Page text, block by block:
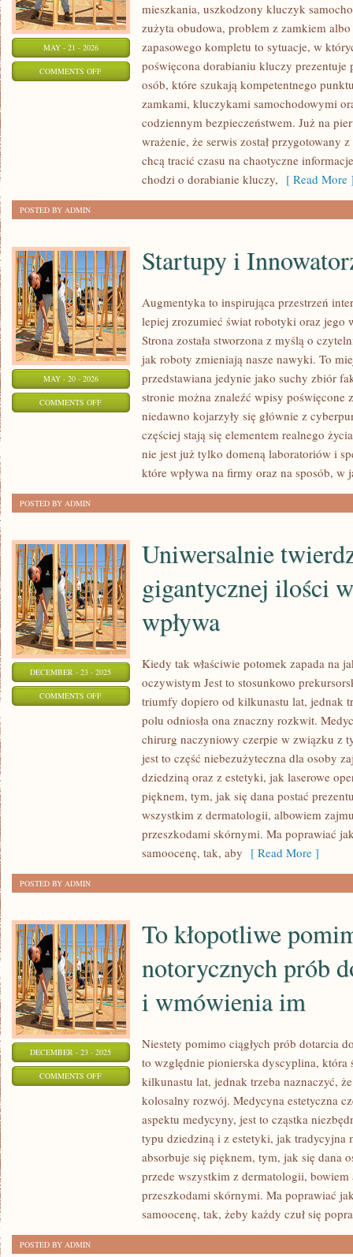
MAY - 21 - 2026
COMMENTS OFFON
REGULACJE
mieszkania, uszkodzony kluczyk
zużyta obudowa, problem z zamkiem
zapasowego kompletu to sytuacje, w
poświęcona dorabianiu kluczy prezentuje
osób, które szukają kompetentnego
zamkami, kluczykami samochodowymi
codziennym bezpieczeństwem. Już na
wrażenie, że serwis został przygotowany
chcą tracić czasu na chaotyczne
chodzi o dorabianie kluczy, [ Read More
POSTED BY ADMIN
MAY - 20 - 2026
COMMENTS OFFON
INNOWATORZY
Startupy i
Augmentyka to inspirująca przestrzeń
lepiej zrozumieć świat robotyki oraz jego
Strona została stworzona z myślą o
jak roboty zmieniają nasze nawyki. To
przedstawiana jedynie jako suchy zbiór
stronie można znaleźć wpisy poświęcone
niedawno kojarzyły się głównie z
częściej stają się elementem realnego
nie jest już tylko domeną laboratoriów i
które wpływa na firmy oraz na sposób, w
POSTED BY ADMIN
DECEMBER - 23 - 2025
COMMENTS OFFON
UNIWERSALNIE
GIGANTYCZNEJ
KORZYSTNIE
WPŁYWA
Uniwersalnie
gigantycznej ilości
wpływa
Kiedy tak właściwie potomek zapada na
oczywistym Jest to stosunkowo
triumfy dopiero od kilkunastu lat, jednak
polu odniosła ona znaczny rozkwit.
chirurg naczyniowy czerpie w związku z
jest to część niebezużyteczna dla osoby
dziedziną oraz z estetyki, jak laserowe
pięknem, tym, jak się dana postać
wszystkim z dermatologii, albowiem
przeszkodami skórnymi. Ma poprawiać
samoocenę, tak, aby [ Read More ]
POSTED BY ADMIN
DECEMBER - 23 - 2025
COMMENTS OFFON
NOTORYCZNYCH
LUDZI
I
To kłopotliwe
notorycznych prób
i wmówienia im
Niestety pomimo ciągłych prób dotarcia
to względnie pionierska dyscyplina,
kilkunastu lat, jednak trzeba naznaczyć,
kolosalny rozwój. Medycyna estetyczna
aspektu medycyny, jest to cząstka
typu dziedziną i z estetyki, jak tradycyjna
absorbuje się pięknem, tym, jak się dana
przede wszystkim z dermatologii, bowiem
przeszkodami skórnymi. Ma poprawiać
samoocenę, tak, żeby każdy czuł się
POSTED BY ADMIN